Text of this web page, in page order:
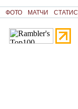
ФОТО МАТЧИ